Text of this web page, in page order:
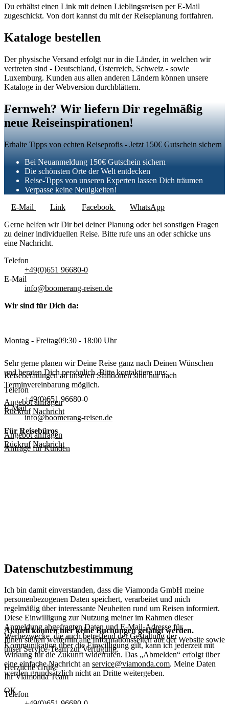
Du erhältst einen Link mit deinen Lieblingsreisen per E-Mail
zugeschickt. Von dort kannst du mit der Reiseplanung fortfahren.
Kataloge bestellen
Der physische Versand erfolgt nur in die Länder, in welchen wir
vertreten sind - Deutschland, Österreich, Schweiz - sowie
Luxemburg. Kunden aus allen anderen Ländern können unsere
Kataloge in der Webversion durchblättern.
Fernweh? Wir liefern Dir regelmäßig
neue Reiseinspirationen!
Erhalte Tipps von echten Reiseprofis - Jetzt 150€ Gutschein sichern
Bei Neuanmeldung 150€ Gutschein sichern
Die schönsten Orte der Welt entdecken
Reise-Tipps von unseren Experten lassen Dich träumen
Verpasse keine Neuigkeiten!
E-Mail
Link Facebook
WhatsApp
Gerne helfen wir Dir bei deiner Planung oder bei sonstigen Fragen
zu deiner individuellen Reise. Bitte rufe uns an oder schicke uns
eine Nachricht.
Telefon
+49(0)651 96680-0
E-Mail
info@boomerang-reisen.de
Wir sind für Dich da:
Montag - Freitag09:30 - 18:00 Uhr
Reiseberatungen an unseren Standorten sind nur nach
Terminvereinbarung möglich.
Angebot anfragen
Rückruf Nachricht
Für Reisebüros
Anfrage für Kunden
Sehr gerne planen wir Deine Reise ganz nach Deinen Wünschen
und beraten Dich persönlich. Bitte kontaktiere uns:
Telefon
+49(0)651 96680-0
E-Mail
info@boomerang-reisen.de
Angebot anfragen
Rückruf Nachricht
Datenschutzbestimmung
Ich bin damit einverstanden, dass die Viamonda GmbH meine
personenbezogenen Daten speichert, verarbeitet und mich
regelmäßig über interessante Neuheiten rund um Reisen informiert.
Diese Einwilligung zur Nutzung meiner im Rahmen dieser
Anmeldung abgefragten Daten und E-Mail-Adresse für
Werbezwecke, die auch betreffend der Gestaltung der
Kommunikation über die Einwilligung gilt, kann ich jederzeit mit
Wirkung für die Zukunft widerrufen. Das „Abmelden“ erfolgt über
eine einfache Nachricht an service@viamonda.com. Meine Daten
werden grundsätzlich nicht an Dritte weitergeben.
OK
Aktuell können hier keine Buchungen getätigt werden.
Ihnen stehen weiterhin alle Informationsseiten auf der Website sowie
unser Service-Team zur Verfügung.
Herzliche Grüße
Ihr Viamonda Team
Telefon